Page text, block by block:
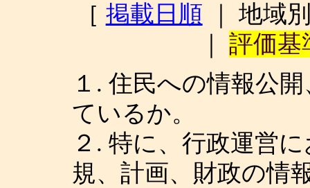
［ 掲載日順 ｜ 地域
｜評価基
１. 住民への情報公
ているか。
２. 特に、行政運営
規、計画、財政の情